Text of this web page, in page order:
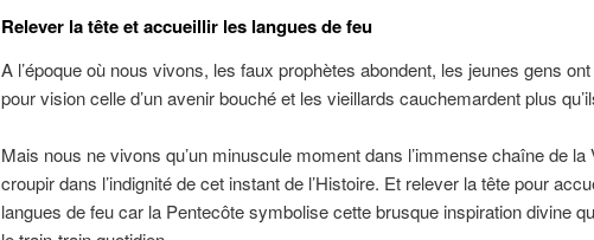
Relever la tête et accueillir les langues de feu
A l’époque où nous vivons, les faux prophètes abondent, les jeunes gens
pour vision celle d’un avenir bouché et les vieillards cauchemardent plus
Mais nous ne vivons qu’un minuscule moment dans l’immense chaîne de la
croupir dans l’indignité de cet instant de l’Histoire. Et relever la tête pour
langues de feu car la Pentecôte symbolise cette brusque inspiration divine